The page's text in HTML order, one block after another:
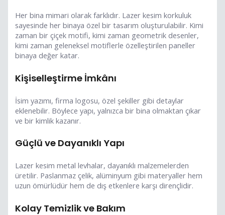
Her bina mimari olarak farklıdır. Lazer kesim korkuluk
sayesinde her binaya özel bir tasarım oluşturulabilir. Kimi
zaman bir çiçek motifi, kimi zaman geometrik desenler,
kimi zaman geleneksel motiflerle özelleştirilen paneller
binaya değer katar.
Kişiselleştirme İmkânı
İsim yazımı, firma logosu, özel şekiller gibi detaylar
eklenebilir. Böylece yapı, yalnızca bir bina olmaktan çıkar
ve bir kimlik kazanır.
Güçlü ve Dayanıklı Yapı
Lazer kesim metal levhalar, dayanıklı malzemelerden
üretilir. Paslanmaz çelik, alüminyum gibi materyaller hem
uzun ömürlüdür hem de dış etkenlere karşı dirençlidir.
Kolay Temizlik ve Bakım